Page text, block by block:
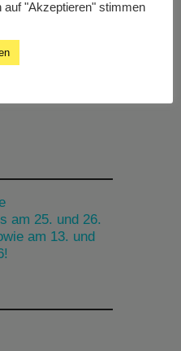
am 25. und 26.
am 13. und
"Akzeptieren" stimmen